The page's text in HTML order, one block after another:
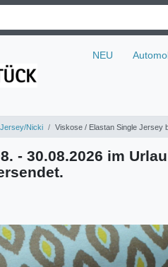
NEU
Nicki Viskose / Elastan Single Jersey
- 30.08.2026 im